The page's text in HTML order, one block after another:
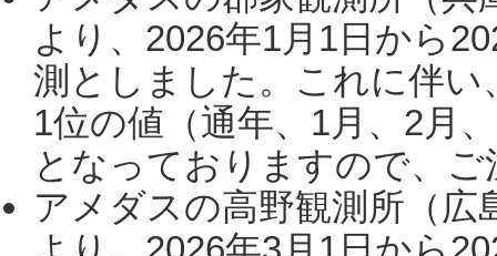
より、2026年1月1日から
測としました。これに伴い
1位の値（通年、1月、2月
となっておりますので、
アメダスの高野観測所（